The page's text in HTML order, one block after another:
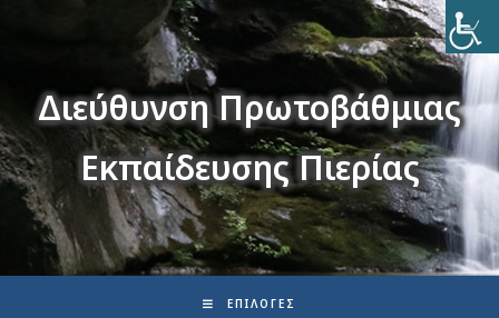
Διεύθυνση Πρωτοβάθμιας
Εκπαίδευσης Πιερίας
ΕΠΙΛΟΓΈΣ